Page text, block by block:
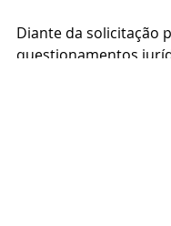
Diante da solicitação
questionamentos